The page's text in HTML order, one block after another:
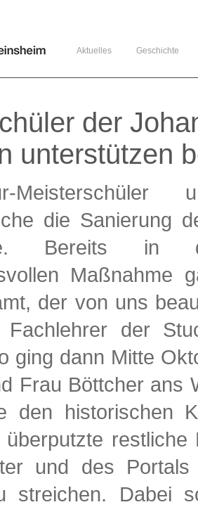
Aktuelles Geschichte
der
unterstützen
die Sanierung
Bereits in
Maßnahme
der von uns
der
ging dann Mitte
Frau Böttcher ans
den historischen
und des
streichen. Dabei